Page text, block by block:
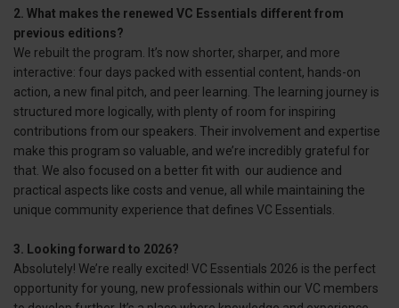
2. What makes the renewed VC Essentials different from
previous editions?
We rebuilt the program. It’s now shorter, sharper, and more
interactive: four days packed with essential content, hands-on
action, a new final pitch, and peer learning. The learning journey is
structured more logically, with plenty of room for inspiring
contributions from our speakers. Their involvement and expertise
make this program so valuable, and we’re incredibly grateful for
that. We also focused on a better fit with our audience and
practical aspects like costs and venue, all while maintaining the
unique community experience that defines VC Essentials.
3. Looking forward to 2026?
Absolutely! We’re really excited! VC Essentials 2026 is the perfect
opportunity for young, new professionals within our VC members